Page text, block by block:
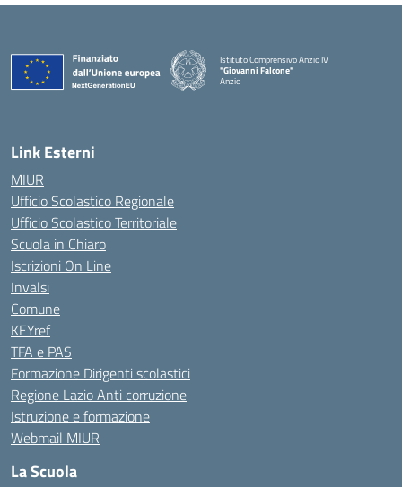
Istituto Comprensivo Anzio IV
"Giovanni Falcone"
Anzio
Link Esterni
MIUR
Ufficio Scolastico Regionale
Ufficio Scolastico Territoriale
Scuola in Chiaro
Iscrizioni On Line
Invalsi
Comune
KEYref
TFA e PAS
Formazione Dirigenti scolastici
Regione Lazio Anti corruzione
Istruzione e formazione
Webmail MIUR
La Scuola